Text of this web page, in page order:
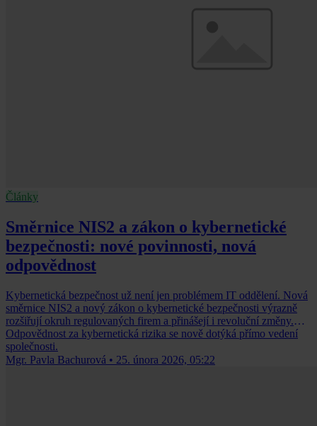
Články
Směrnice NIS2 a zákon o kybernetické
bezpečnosti: nové povinnosti, nová
odpovědnost
Kybernetická bezpečnost už není jen problémem IT oddělení. Nová
směrnice NIS2 a nový zákon o kybernetické bezpečnosti výrazně
rozšiřují okruh regulovaných firem a přinášejí i revoluční změny.
Odpovědnost za kybernetická rizika se nově dotýká přímo vedení
společnosti.
Mgr. Pavla Bachurová • 25. února 2026, 05:22